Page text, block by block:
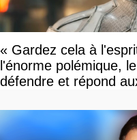
« Gardez cela à
l'énorme polémique,
défendre et répond